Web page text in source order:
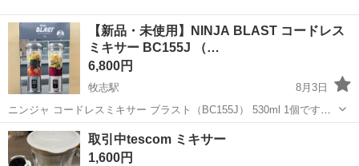
【新品・未使用】NINJA BLAST コードレス
ミキサー BC155J （…
6,800円
牧志駅
8月3日
ニンジャ コードレスミキサー ブラスト（BC155J） 530ml 1個です。
※2個セットのうち1個しか使用しないので 未使用の1個を出品しま
沖縄 那覇市 牧志駅 キッチン家電
取引中tescom ミキサー
1,600円